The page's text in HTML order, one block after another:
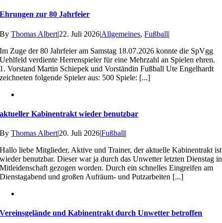
Ehrungen zur 80 Jahrfeier
ByThomas Albert|22. Juli 2026|Allgemeines,Fußball|
Im Zuge der 80 Jahrfeier am Samstag 18.07.2026 konnte die SpVgg
Uehlfeld verdiente Herrenspieler für eine Mehrzahl an Spielen ehren.
1. Vorstand Martin Schiepek und Vorständin Fußball Ute Engelhardt
zeichneten folgende Spieler aus: 500 Spiele: [...]
aktueller Kabinentrakt wieder benutzbar
ByThomas Albert|20. Juli 2026|Fußball|
Hallo liebe Mitglieder, Aktive und Trainer, der aktuelle Kabinentrakt ist
wieder benutzbar. Dieser war ja durch das Unwetter letzten Dienstag in
Mitleidenschaft gezogen worden. Durch ein schnelles Eingreifen am
Dienstagabend und großen Aufräum- und Putzarbeiten [...]
Vereinsgelände und Kabinentrakt durch Unwetter betroffen